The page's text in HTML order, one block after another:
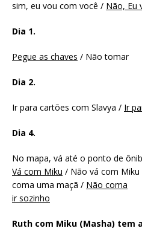
sim, eu vou com você / Não, Eu
Dia 1.
Pegue as chaves / Não tomar
Dia 2.
Ir para cartões com Slavya / Ir
Dia 4.
No mapa, vá até o ponto de
Vá com Miku / Não vá com Miku
coma uma maçã / Não coma
ir sozinho
Ruth com Miku (Masha) tem